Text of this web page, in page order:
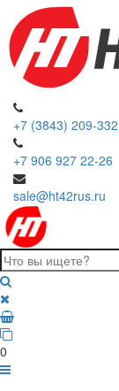
+7 (3843) 209-332
+7 906 927 22-26
sale@ht42rus.ru
0